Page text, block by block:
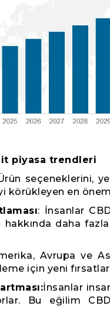
piyasa trendleri
seçeneklerini,
körükleyen en
: İnsanlar
daha
Avrupa ve
için yeni
İnsanlar
Bu eğilim